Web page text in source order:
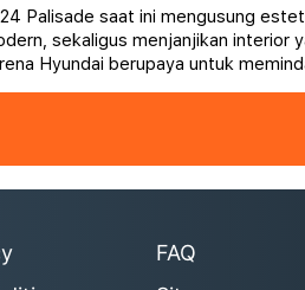
Palisade saat ini mengusung
sekaligus menjanjikan interior
Hyundai berupaya untuk
yang lebih mewah.
FAQ